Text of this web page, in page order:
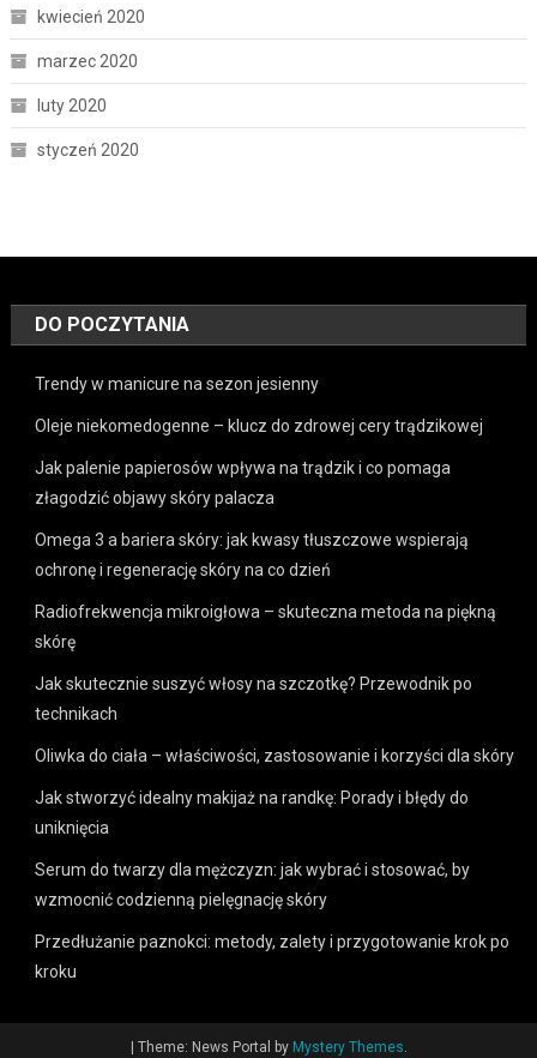
kwiecień 2020
marzec 2020
luty 2020
styczeń 2020
DO POCZYTANIA
Trendy w manicure na sezon jesienny
Oleje niekomedogenne – klucz do zdrowej cery trądzikowej
Jak palenie papierosów wpływa na trądzik i co pomaga
złagodzić objawy skóry palacza
Omega 3 a bariera skóry: jak kwasy tłuszczowe wspierają
ochronę i regenerację skóry na co dzień
Radiofrekwencja mikroigłowa – skuteczna metoda na piękną
skórę
Jak skutecznie suszyć włosy na szczotkę? Przewodnik po
technikach
Oliwka do ciała – właściwości, zastosowanie i korzyści dla skóry
Jak stworzyć idealny makijaż na randkę: Porady i błędy do
uniknięcia
Serum do twarzy dla mężczyzn: jak wybrać i stosować, by
wzmocnić codzienną pielęgnację skóry
Przedłużanie paznokci: metody, zalety i przygotowanie krok po
kroku
| Theme: News Portal by Mystery Themes